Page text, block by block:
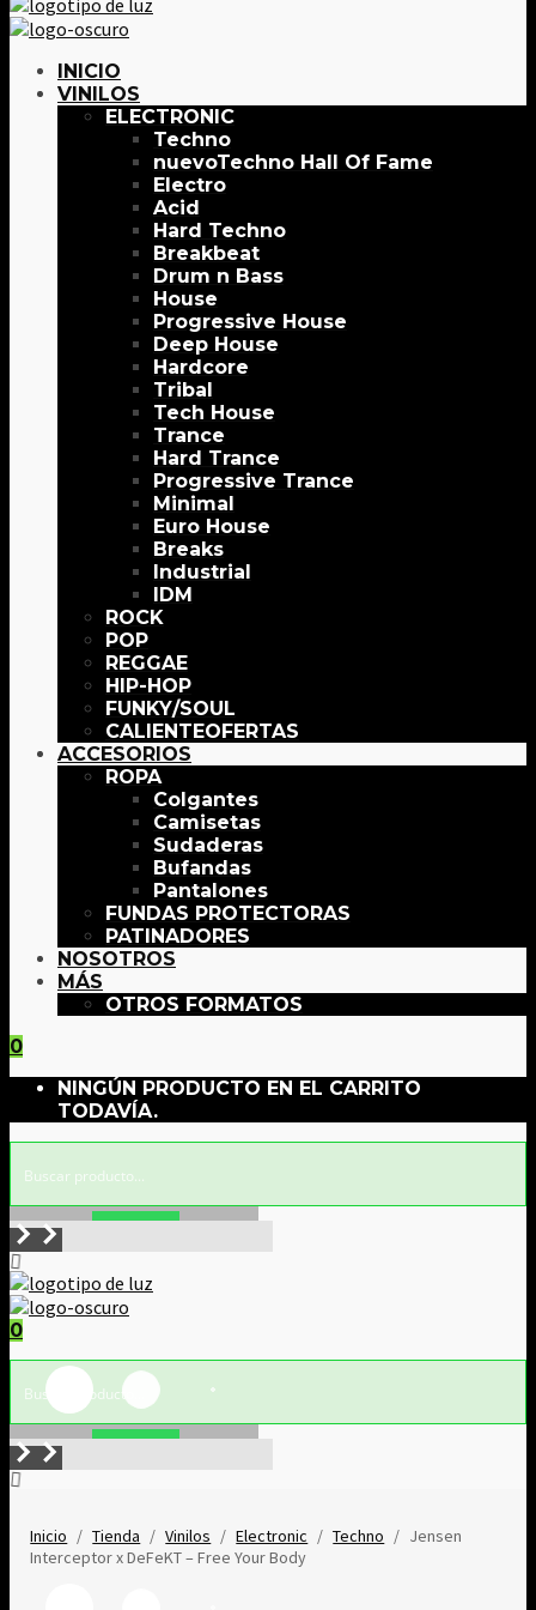
INICIO
VINILOS
ELECTRONIC
Techno
Techno Hall Of Fame
Electro
Acid
Hard Techno
Breakbeat
Drum n Bass
House
Progressive House
Deep House
Hardcore
Tribal
Tech House
Trance
Hard Trance
Progressive Trance
Minimal
Euro House
Breaks
Industrial
IDM
ROCK
POP
REGGAE
HIP-HOP
FUNKY/SOUL
OFERTAS
ACCESORIOS
ROPA
Colgantes
Camisetas
Sudaderas
Bufandas
Pantalones
FUNDAS PROTECTORAS
PATINADORES
NOSOTROS
MÁS
OTROS FORMATOS
0
NINGÚN PRODUCTO EN EL CARRITO
TODAVÍA.
0
Inicio / Tienda / Vinilos / Electronic / Techno / Jensen
Interceptor x DeFeKT ‎– Free Your Body